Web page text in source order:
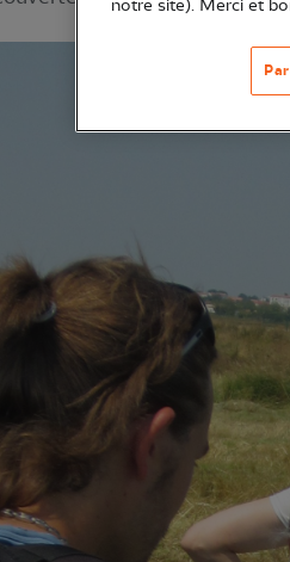
notre site). Merci et